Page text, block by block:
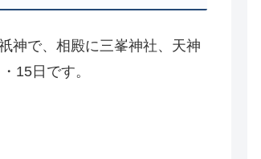
神で、相殿に三峯神社、天神
15日です。